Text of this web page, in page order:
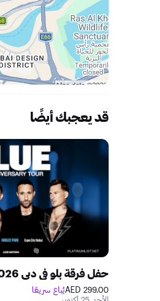
قد يعجبك أيضًا
حفل فرقة بلو في دبي 2026
299.00 AED
يُباع سريعًا